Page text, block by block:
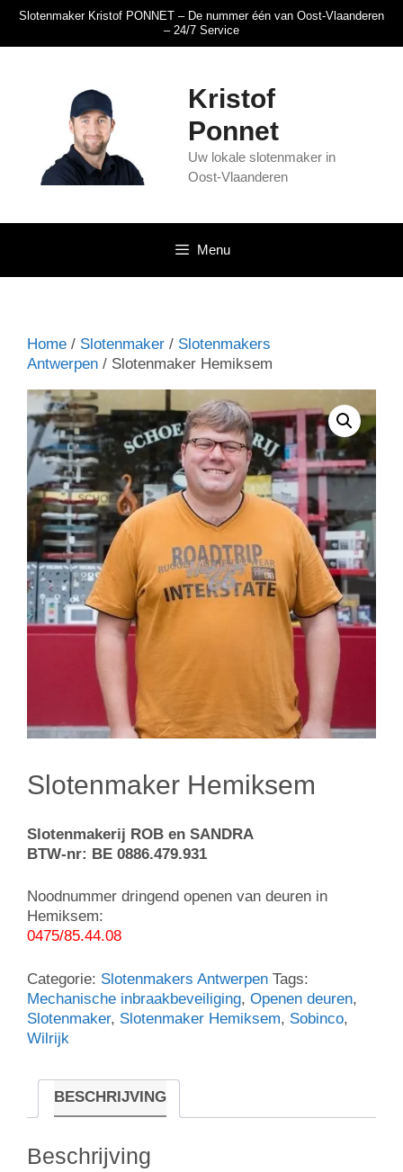
Slotenmaker Kristof PONNET – De nummer één van Oost-Vlaanderen
– 24/7 Service
Kristof
Ponnet
Uw lokale slotenmaker in
Oost-Vlaanderen
Menu
Home / Slotenmaker / Slotenmakers
Antwerpen / Slotenmaker Hemiksem
Slotenmaker Hemiksem
Slotenmakerij ROB en SANDRA
BTW-nr: BE 0886.479.931
Noodnummer dringend openen van deuren in
Hemiksem:
0475/85.44.08
Categorie: Slotenmakers Antwerpen Tags:
Mechanische inbraakbeveiliging, Openen deuren,
Slotenmaker, Slotenmaker Hemiksem, Sobinco,
Wilrijk
BESCHRIJVING
Beschrijving